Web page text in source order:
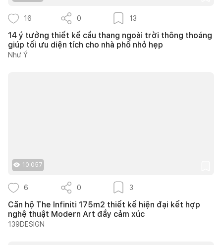
16 0 13
14 ý tưởng thiết kế cầu thang ngoài trời thông thoáng
giúp tối ưu diện tích cho nhà phố nhỏ hẹp
Như Ý
10.057
6 0 3
Căn hộ The Infiniti 175m2 thiết kế hiện đại kết hợp
nghệ thuật Modern Art đầy cảm xúc
139DESIGN